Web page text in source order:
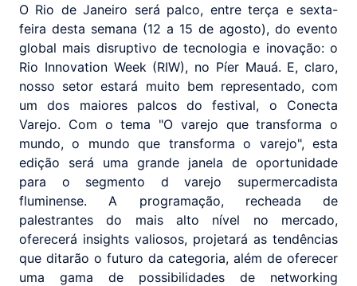
O Rio de Janeiro será palco, entre terça e sexta-
feira desta semana (12 a 15 de agosto), do evento
global mais disruptivo de tecnologia e inovação: o
Rio Innovation Week (RIW), no Píer Mauá. E, claro,
nosso setor estará muito bem representado, com
um dos maiores palcos do festival, o Conecta
Varejo. Com o tema "O varejo que transforma o
mundo, o mundo que transforma o varejo", esta
edição será uma grande janela de oportunidade
para o segmento d varejo supermercadista
fluminense. A programação, recheada de
palestrantes do mais alto nível no mercado,
oferecerá insights valiosos, projetará as tendências
que ditarão o futuro da categoria, além de oferecer
uma gama de possibilidades de networking